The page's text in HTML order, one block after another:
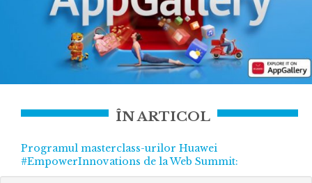
ÎN ARTICOL
Programul masterclass-urilor Huawei
#EmpowerInnovations de la Web Summit: